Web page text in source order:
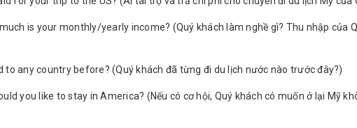
is your monthly/yearly income? (Quý khách làm nghề gì? Thu nhập của
to any country before? (Quý khách đã từng đi du lịch nước nào trước đây?)
you like to stay in America? (Nếu có cơ hội, Quý khách có muốn ở lại Mỹ